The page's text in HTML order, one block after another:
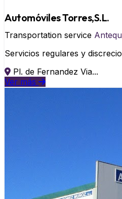
Automóviles Torres,S.L.
Transportation service
Servicios regulares y
Pl. de Fernandez Via...
Ver más